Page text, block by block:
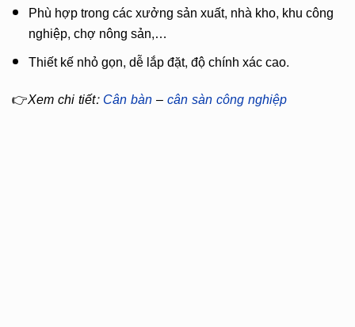
Phù hợp trong các xưởng sản xuất, nhà kho, khu công
nghiệp, chợ nông sản,…
Thiết kế nhỏ gọn, dễ lắp đặt, độ chính xác cao.
👉Xem chi tiết:Cân bàn–cân sàn công nghiệp